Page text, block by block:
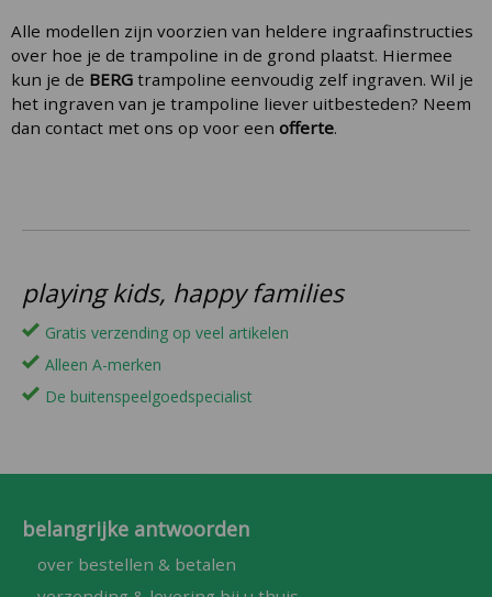
Alle modellen zijn voorzien van heldere ingraafinstructies
over hoe je de trampoline in de grond plaatst. Hiermee
kun je de BERG trampoline eenvoudig zelf ingraven. Wil je
het ingraven van je trampoline liever uitbesteden? Neem
dan contact met ons op voor een offerte.
playing kids, happy families
Gratis verzending op veel artikelen
Alleen A-merken
De buitenspeelgoedspecialist
belangrijke antwoorden
over bestellen & betalen